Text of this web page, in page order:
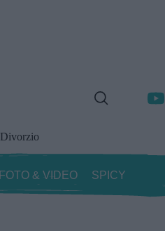
Divorzio
FOTO & VIDEO SPICY